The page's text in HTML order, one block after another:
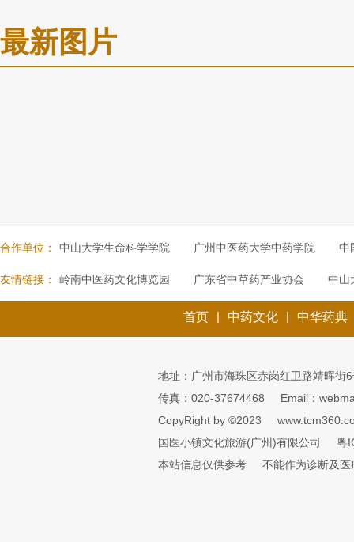
最新图片
合作单位： 中山大学生命科学学院 广州中医药大学中药学院 中
友情链接： 岭南中医药文化博览园 广东省中草药产业协会 中山
首页 | 中药文化 | 中华药典
地址：广州市海珠区赤岗红卫路靖晖街
传真：020-37674468
Email：
CopyRight by ©2023
国医小镇文化旅游(广州)有限公司
粤
本站信息仅供参考
不能作为诊断及医